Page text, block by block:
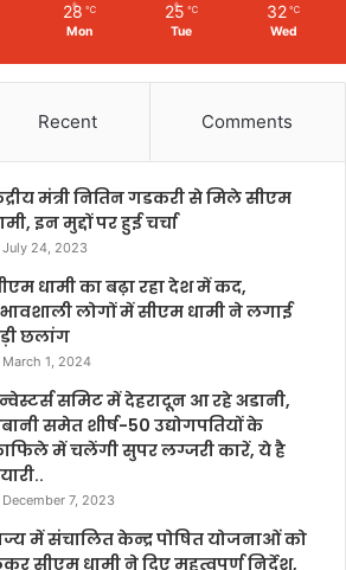
28 ℃
Mon
25 ℃
Tue
32 ℃
Wed
Recent Comments
मंत्री नितिन गडकरी से मिले सीएम
इन मुद्दों पर हुई चर्चा
July 24, 2023
धामी का बढ़ा रहा देश में कद,
लोगों में सीएम धामी ने लगाई
छलांग
March 1, 2024
समिट में देहरादून आ रहे अडानी,
समेत शीर्ष-50 उद्योगपतियों के
में चलेंगी सुपर लग्जरी कारें, ये है
December 7, 2023
में संचालित केन्द्र पोषित योजनाओं को
सीएम धामी ने दिए महत्वपूर्ण निर्देश,